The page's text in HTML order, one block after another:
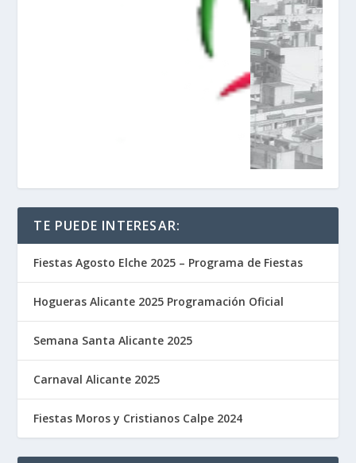
TE PUEDE INTERESAR:
Fiestas Agosto Elche 2025 – Programa de Fiestas
Hogueras Alicante 2025 Programación Oficial
Semana Santa Alicante 2025
Carnaval Alicante 2025
Fiestas Moros y Cristianos Calpe 2024